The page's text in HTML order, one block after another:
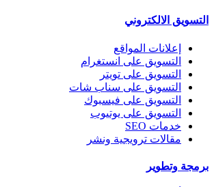
التسويق الالكتروني
إعلانات المواقع
التسويق على انستغرام
التسويق على تويتر
التسويق على سناب شات
التسويق على فيسبوك
التسويق على يوتيوب
خدمات SEO
مقالات ترويجية ونشر
برمجة وتطوير